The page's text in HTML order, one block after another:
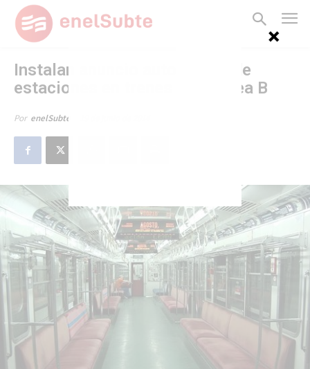
Instalan anuncio automático de
estaciones en trenes de la línea B
Por enelSubte